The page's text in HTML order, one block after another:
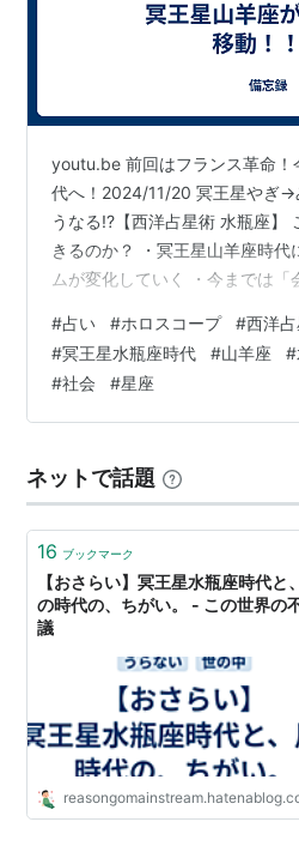
youtu.be 前回はフランス革命
代へ！2024/11/20 冥王星やぎ→
うなる!?【西洋占星術 水瓶座】
きるのか？ ・冥王星山羊座時代
ムが変化していく ・今までは「
「個人」が注目される時代にな
に捉われず個人の力を発揮しや
てちゃんとした企業に勤めてと
ができるか」が大事になる 例
なる →「…
#占い #ホロスコープ #西洋
#冥王星水瓶座時代 #山羊座 #
#社会 #星座
ネットで話題
16 ブックマーク
【おさらい】冥王星水瓶座時代と
の時代の、ちがい。 - この世界の
議